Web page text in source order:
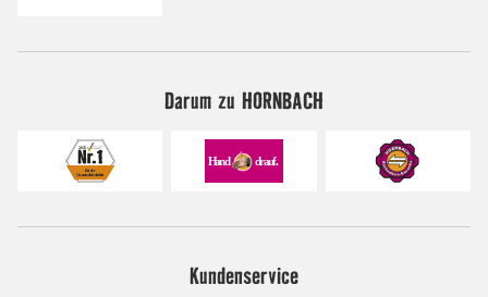
Darum zu HORNBACH
Kundenservice